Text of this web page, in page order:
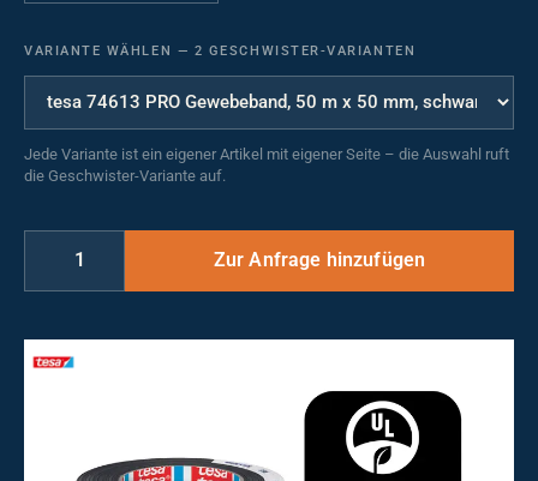
VARIANTE WÄHLEN — 2 GESCHWISTER-VARIANTEN
Jede Variante ist ein eigener Artikel mit eigener Seite – die Auswahl ruft
die Geschwister-Variante auf.